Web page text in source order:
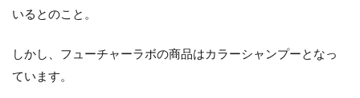
いるとのこと。
しかし、フューチャーラボの商品はカラーシャンプーとなっ
ています。